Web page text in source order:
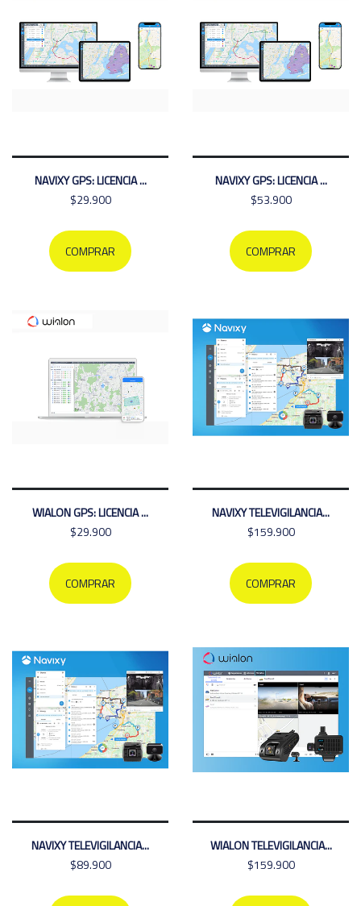
NAVIXY GPS: LICENCIA ...
$29.900
COMPRAR
NAVIXY GPS: LICENCIA ...
$53.900
COMPRAR
WIALON GPS: LICENCIA ...
$29.900
COMPRAR
NAVIXY TELEVIGILANCIA...
$159.900
COMPRAR
NAVIXY TELEVIGILANCIA...
$89.900
WIALON TELEVIGILANCIA...
$159.900